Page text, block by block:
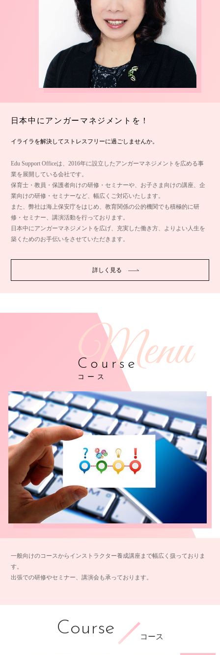
日本中にアンガーマネジメントを！
イライラを解決してストレスフリーに過ごしませんか。
Edu Support Officeは、2016年に設立したアンガーマネジメントを広める事
業を展開している会社です。
保育士・教員・保護者向けの研修・セミナーや、お子さま向けの講座、企
業向けの研修・セミナーなど、幅広くご対応いたします。
また、弊社は海上保安庁をはじめ、教育関係の公的機関でも積極的に研
修・セミナー、講演活動を行っております。
日本中にアンガーマネジメントを広げ、充実した働き方、よりよい人生を
築くためのお手伝いをさせていただきます。
詳しく見る
Course
コース
一般向けのコースからインストラクター養成講座まで幅広く扱っておりま
す。
出張での研修やセミナー、講演会も承っております。
Course コース